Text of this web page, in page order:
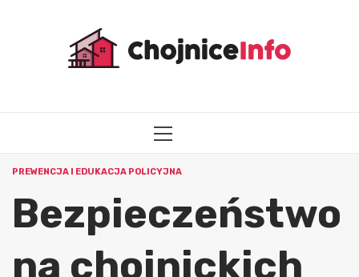
MENU
PREWENCJA I EDUKACJA POLICYJNA
Bezpieczeństwo
na chojnickich